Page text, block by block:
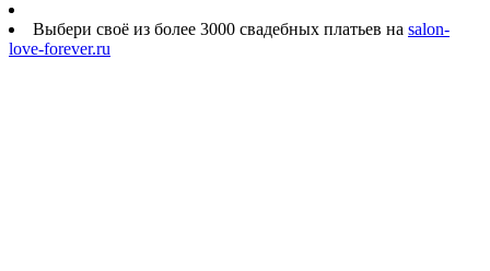
Выбери своё из более 3000 свадебных платьев на salon-
love-forever.ru